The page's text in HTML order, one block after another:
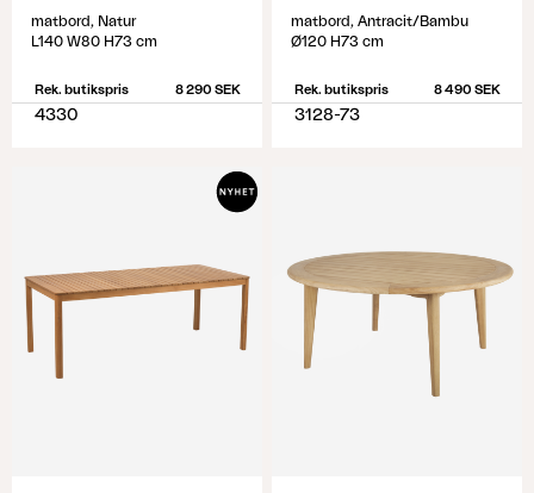
matbord, Natur
L140 W80 H73 cm
Rek. butikspris 8 290 SEK
4330
matbord, Antracit/Bambu
Ø120 H73 cm
Rek. butikspris 8 490 SEK
3128-73